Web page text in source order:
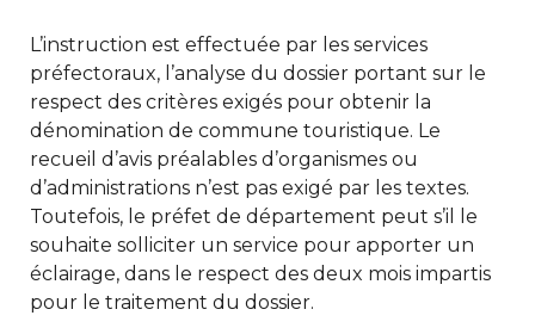
L’instruction est effectuée par les services
préfectoraux, l’analyse du dossier portant sur le
respect des critères exigés pour obtenir la
dénomination de commune touristique. Le
recueil d’avis préalables d’organismes ou
d’administrations n’est pas exigé par les textes.
Toutefois, le préfet de département peut s’il le
souhaite solliciter un service pour apporter un
éclairage, dans le respect des deux mois impartis
pour le traitement du dossier.